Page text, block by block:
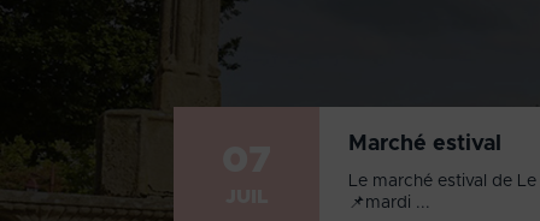
Marché estival
Le marché estival de
📌mardi ...